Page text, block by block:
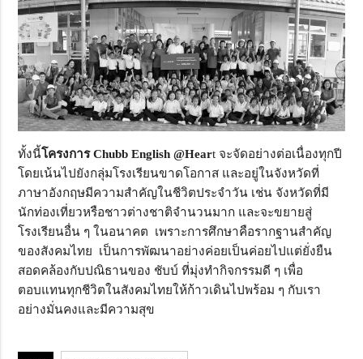
ทั้งนี้โครงการ Chubb English @Heart จะจัดอย่างต่อเนื่องทุกปี
โดยเน้นไปยังกลุ่มโรงเรียนขาดโอกาส และอยู่ในจังหวัดที่
ภาษาอังกฤษมีความสำคัญในชีวิตประจำวัน เช่น จังหวัดที่มี
นักท่องเที่ยวหรือชาวต่างชาติจำนวนมาก และจะขยายสู่
โรงเรียนอื่น ๆ ในอนาคต เพราะการศึกษาคือรากฐานสำคัญ
ของสังคมไทย เป็นการพัฒนาอย่างค่อยเป็นค่อยไปแต่ยั่งยืน
สอดคล้องกับปณิธานของ ชับบ์ ที่มุ่งทำกิจกรรมดี ๆ เพื่อ
ตอบแทนทุกชีวิตในสังคมไทยให้ก้าวเดินไปพร้อม ๆ กับเรา
อย่างมั่นคงและมีความสุข